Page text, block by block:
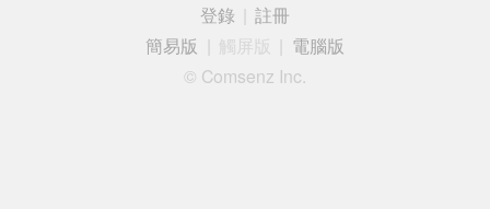
登錄
註冊
簡易版
觸屏版
電腦版
© Comsenz Inc.